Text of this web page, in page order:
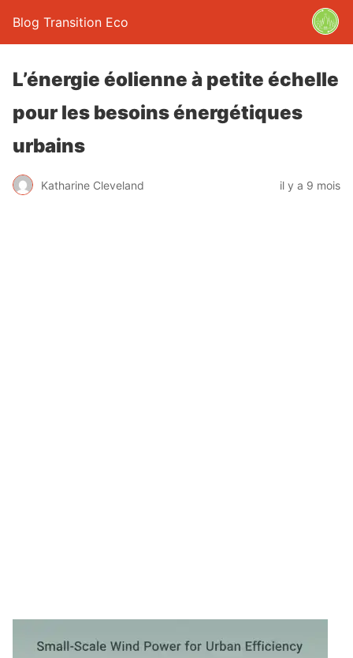
Blog Transition Eco
L’énergie éolienne à petite échelle
pour les besoins énergétiques
urbains
Katharine Cleveland il y a 9 mois